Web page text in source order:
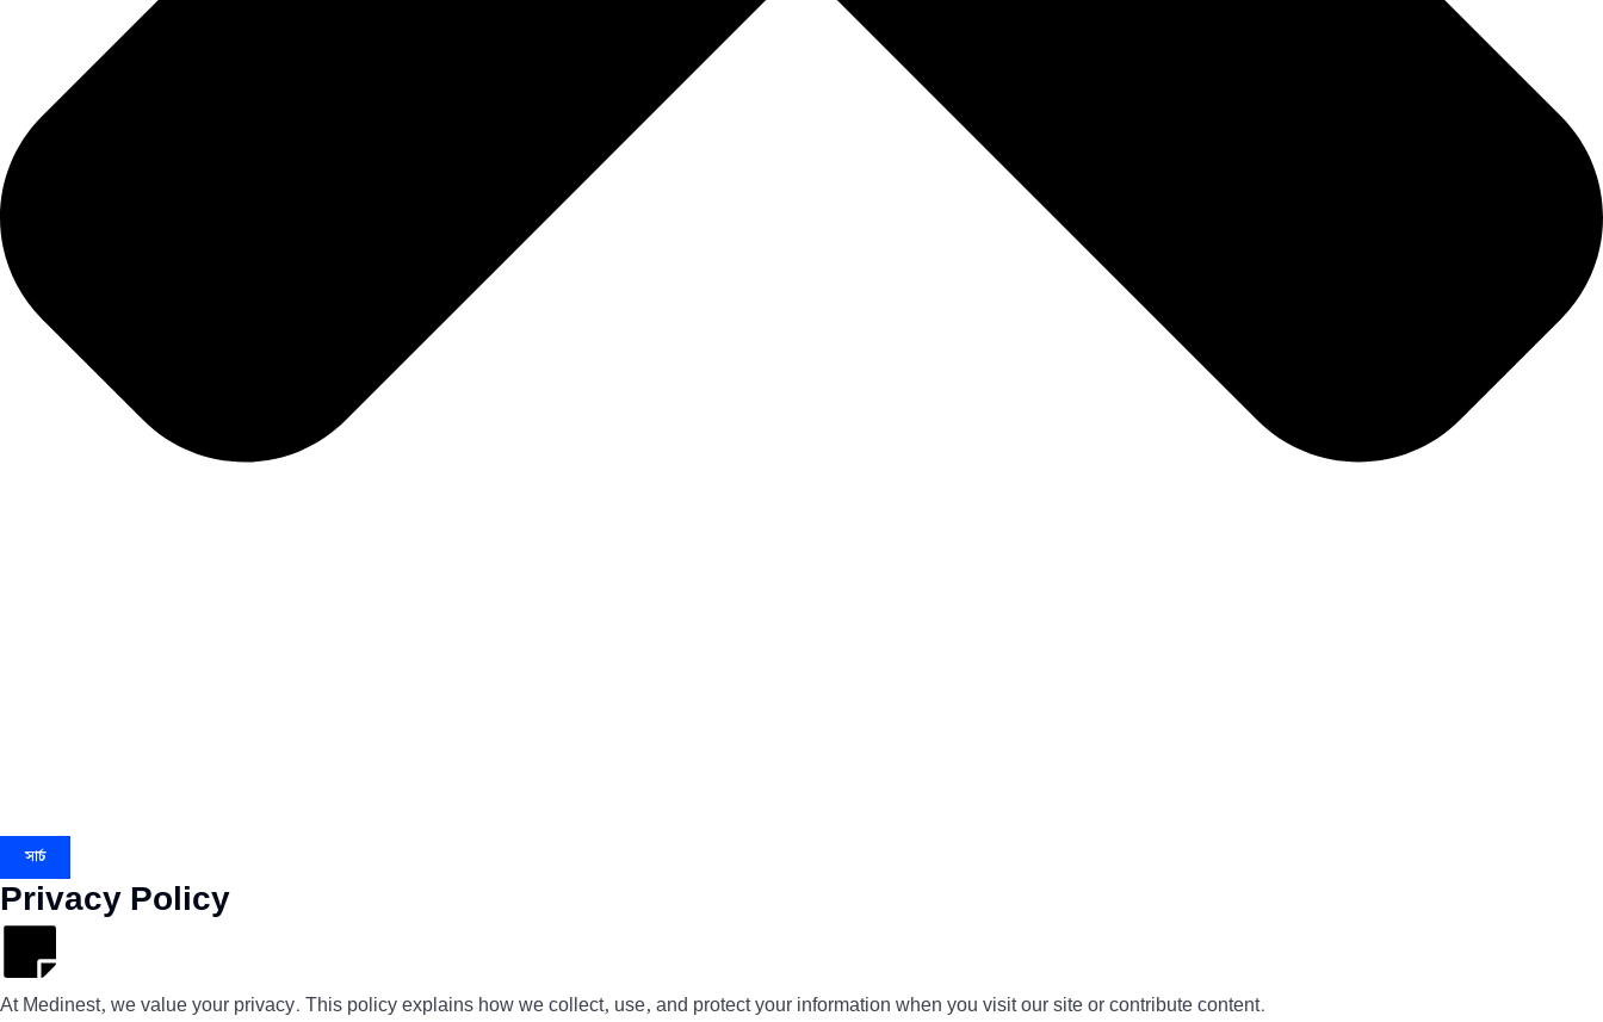
সার্চ
Privacy Policy
At Medinest, we value your privacy. This policy explains how we collect, use, and protect your information when you visit our site or contribute content.